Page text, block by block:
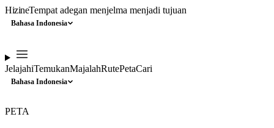
HizineTempat adegan menjelma menjadi tujuan
Bahasa Indonesia
JelajahiTemukanMajalahRutePetaCari
Bahasa Indonesia
PETA